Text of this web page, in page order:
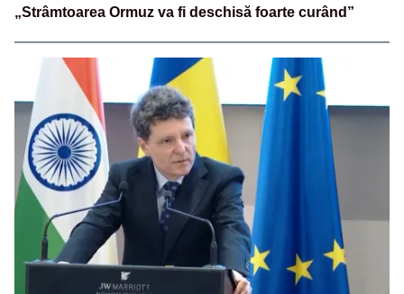
„Strâmtoarea Ormuz va fi deschisă foarte curând”